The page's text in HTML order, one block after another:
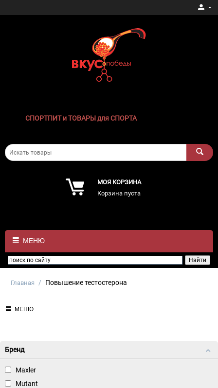
СПОРТПИТ и ТОВАРЫ для СПОРТА
МОЯ КОРЗИНА
Корзина пуста
МЕНЮ
Главная / Повышение тестостерона
МЕНЮ
Бренд
Maxler
Mutant